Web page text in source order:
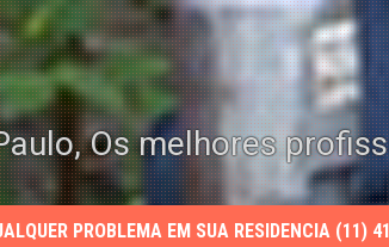
Os melhores
PROBLEMA EM SUA RESIDENCIA